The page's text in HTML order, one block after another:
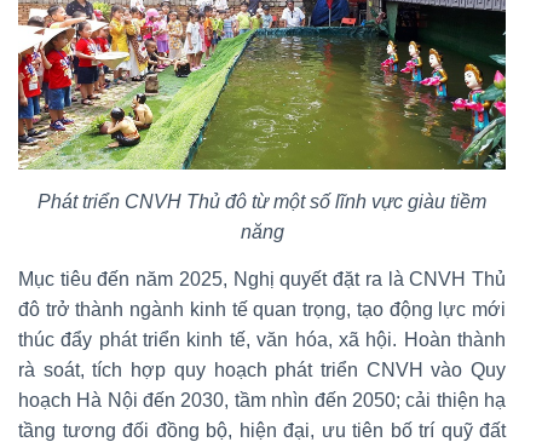
Phát triển CNVH Thủ đô từ một số lĩnh vực giàu tiềm
năng
Mục tiêu đến năm 2025, Nghị quyết đặt ra là CNVH Thủ
đô trở thành ngành kinh tế quan trọng, tạo động lực mới
thúc đẩy phát triển kinh tế, văn hóa, xã hội. Hoàn thành
rà soát, tích hợp quy hoạch phát triển CNVH vào Quy
hoạch Hà Nội đến 2030, tầm nhìn đến 2050; cải thiện hạ
tầng tương đối đồng bộ, hiện đại, ưu tiên bố trí quỹ đất